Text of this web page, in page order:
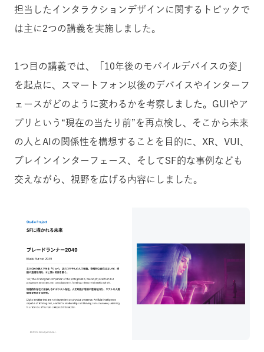
担当したインタラクションデザインに関するトピックで
は主に2つの講義を実施しました。
1つ目の講義では、「10年後のモバイルデバイスの姿」
を起点に、スマートフォン以後のデバイスやインターフ
ェースがどのように変わるかを考察しました。GUIやア
プリという“現在の当たり前”を再点検し、そこから未来
の人とAIの関係性を構想することを目的に、XR、VUI、
ブレインインターフェース、そしてSF的な事例なども
交えながら、視野を広げる内容にしました。